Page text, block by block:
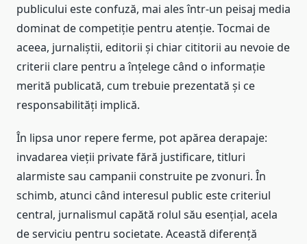
publicului este confuză, mai ales într-un peisaj media
dominat de competiție pentru atenție. Tocmai de
aceea, jurnaliștii, editorii și chiar cititorii au nevoie de
criterii clare pentru a înțelege când o informație
merită publicată, cum trebuie prezentată și ce
responsabilități implică.
În lipsa unor repere ferme, pot apărea derapaje:
invadarea vieții private fără justificare, titluri
alarmiste sau campanii construite pe zvonuri. În
schimb, atunci când interesul public este criteriul
central, jurnalismul capătă rolul său esențial, acela
de serviciu pentru societate. Această diferență